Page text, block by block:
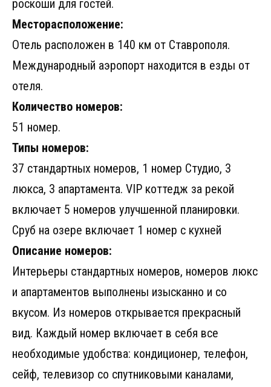
роскоши для гостей.
Месторасположение:
Отель расположен в 140 км от Ставрополя.
Международный аэропорт находится в езды от
отеля.
Количество номеров:
51 номер.
Типы номеров:
37 стандартных номеров, 1 номер Студио, 3
люкса, 3 апартамента. VIP коттедж за рекой
включает 5 номеров улучшенной планировки.
Сруб на озере включает 1 номер с кухней
Описание номеров:
Интерьеры стандартных номеров, номеров люкс
и апартаментов выполнены изысканно и со
вкусом. Из номеров открывается прекрасный
вид. Каждый номер включает в себя все
необходимые удобства: кондиционер, телефон,
сейф, телевизор со спутниковыми каналами,